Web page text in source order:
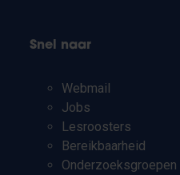
Snel naar
Webmail
Jobs
Lesroosters
Bereikbaarheid
Onderzoeksgroepen